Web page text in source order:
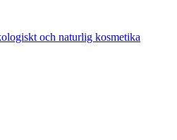
och naturlig kosmetika